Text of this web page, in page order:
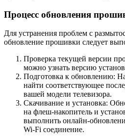
Процесс обновления
Для устранения проблем с
обновление прошивки следует
Проверка текущей версии
можно узнать версию
Подготовка к обновлению:
найти соответствующее
вашей модели телевизора.
Скачивание и установка:
на флеш-накопитель и
выполнить онлайн-
Wi-Fi соединение.